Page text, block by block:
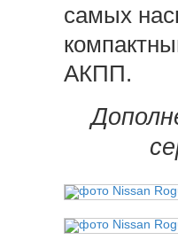
самых
АКПП.